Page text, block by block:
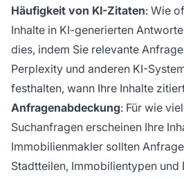
Häufigkeit von KI-Zitaten: Wie
Inhalte in KI-generierten
dies, indem Sie relevante
Perplexity und anderen KI-
festhalten, wann Ihre Inhalte
Anfragenabdeckung: Für wie
Suchanfragen erscheinen Ihre
Immobilienmakler sollten
Stadtteilen, Immobilientypen und